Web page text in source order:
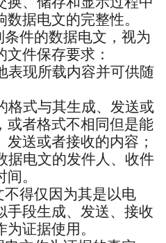
据电文的完整性。
条件的数据电文，视为
件保存要求：
表现所载内容并可供随
格式与其生成、发送或
或者格式不相同但是能
送或者接收的内容；
据电文的发件人、收件
。
不得仅因为其是以电
手段生成、发送、接收
证据使用。